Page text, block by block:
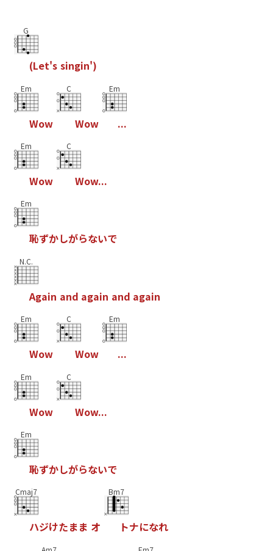
G
(Let's singin')
Em
Wow
C
Wow
Em
...
Em
Wow
C
Wow...
Em
恥ずかしがらないで
N.C.
Again and again and again
Em
Wow
C
Wow
Em
...
Em
Wow
C
Wow...
Em
恥ずかしがらないで
Cmaj7
ハジけたまま オ
Bm7
トナになれ